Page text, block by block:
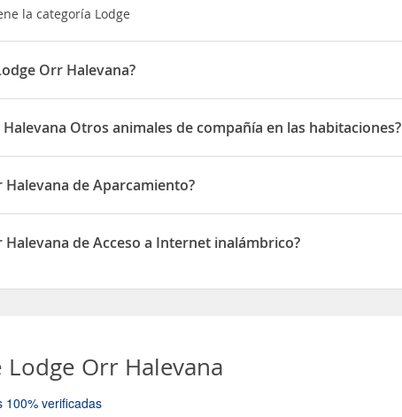
la categoría Lodge
Orr Halevana?
ubicado en Qela' Alon 85
Otros animales de compañía en las habitaciones?
permite Otros animales de compañía en las habitaciones
Halevana de Aparcamiento?
dispone de Aparcamiento
Halevana de Acceso a Internet inalámbrico?
Lodge Orr Halevana
100% verificadas